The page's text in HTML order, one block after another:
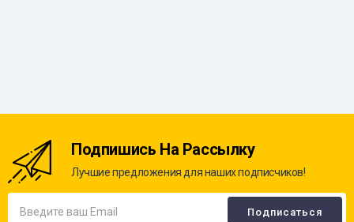
Подпишись На Рассылку
Лучшие предложения для наших подписчиков!